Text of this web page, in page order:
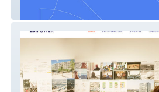
Pedinutrition